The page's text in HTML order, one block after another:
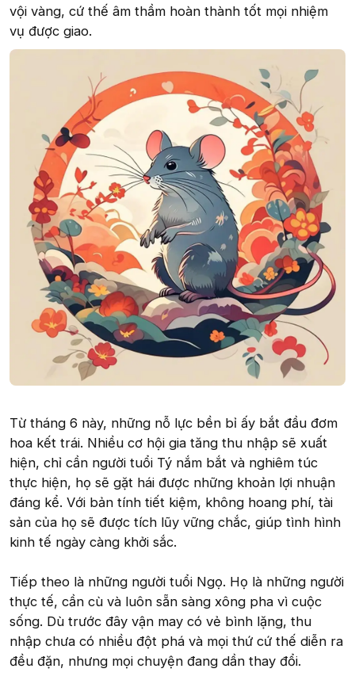
vội vàng, cứ thế âm thầm hoàn thành tốt mọi nhiệm
vụ được giao.
Từ tháng 6 này, những nỗ lực bền bỉ ấy bắt đầu đơm
hoa kết trái. Nhiều cơ hội gia tăng thu nhập sẽ xuất
hiện, chỉ cần người tuổi Tý nắm bắt và nghiêm túc
thực hiện, họ sẽ gặt hái được những khoản lợi nhuận
đáng kể. Với bản tính tiết kiệm, không hoang phí, tài
sản của họ sẽ được tích lũy vững chắc, giúp tình hình
kinh tế ngày càng khởi sắc.
Tiếp theo là những người tuổi Ngọ. Họ là những người
thực tế, cần cù và luôn sẵn sàng xông pha vì cuộc
sống. Dù trước đây vận may có vẻ bình lặng, thu
nhập chưa có nhiều đột phá và mọi thứ cứ thế diễn ra
đều đặn, nhưng mọi chuyện đang dần thay đổi.